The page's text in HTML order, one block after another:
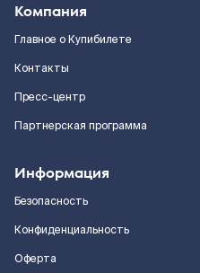
Компания
Главное о Купибилете
Контакты
Пресс-центр
Партнерская программа
Информация
Безопасность
Конфиденциальность
Оферта